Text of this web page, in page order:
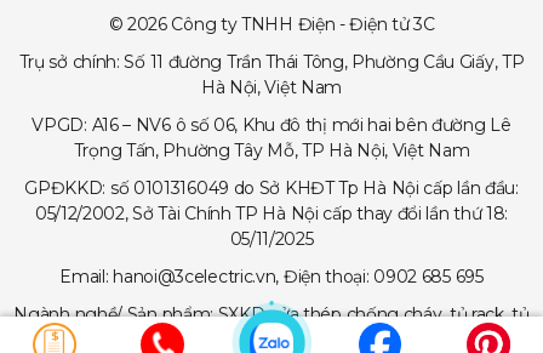
© 2026 Công ty TNHH Điện - Điện tử 3C
Trụ sở chính: Số 11 đường Trần Thái Tông, Phường Cầu Giấy, TP
Hà Nội, Việt Nam
VPGD: A16 – NV6 ô số 06, Khu đô thị mới hai bên đường Lê
Trọng Tấn, Phường Tây Mỗ, TP Hà Nội, Việt Nam
GPĐKKD: số 0101316049 do Sở KHĐT Tp Hà Nội cấp lần đầu:
05/12/2002, Sở Tài Chính TP Hà Nội cấp thay đổi lần thứ 18:
05/11/2025
Email: hanoi@3celectric.vn, Điện thoại: 0902 685 695
Ngành nghề/ Sản phẩm: SXKD cửa thép chống cháy, tủ rack, tủ
trạm viễn thông, tủ điện, thang cáp - máng cáp...